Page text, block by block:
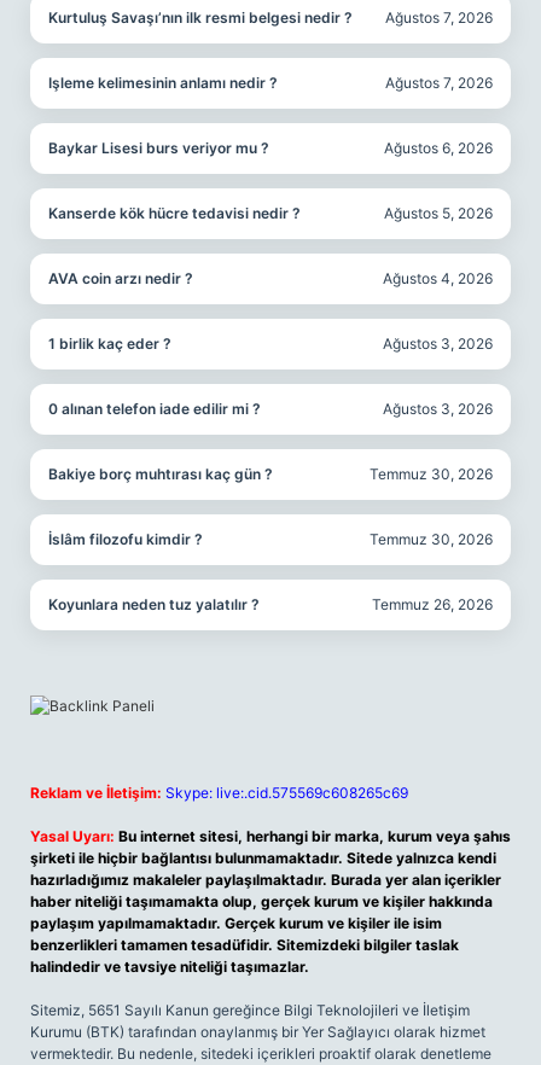
Kurtuluş Savaşı’nın ilk resmi belgesi nedir ? Ağustos 7, 2026
Işleme kelimesinin anlamı nedir ? Ağustos 7, 2026
Baykar Lisesi burs veriyor mu ? Ağustos 6, 2026
Kanserde kök hücre tedavisi nedir ? Ağustos 5, 2026
AVA coin arzı nedir ? Ağustos 4, 2026
1 birlik kaç eder ? Ağustos 3, 2026
0 alınan telefon iade edilir mi ? Ağustos 3, 2026
Bakiye borç muhtırası kaç gün ? Temmuz 30, 2026
İslâm filozofu kimdir ? Temmuz 30, 2026
Koyunlara neden tuz yalatılır ? Temmuz 26, 2026
Reklam ve İletişim: Skype: live:.cid.575569c608265c69
Yasal Uyarı: Bu internet sitesi, herhangi bir marka, kurum veya şahıs
şirketi ile hiçbir bağlantısı bulunmamaktadır. Sitede yalnızca kendi
hazırladığımız makaleler paylaşılmaktadır. Burada yer alan içerikler
haber niteliği taşımamakta olup, gerçek kurum ve kişiler hakkında
paylaşım yapılmamaktadır. Gerçek kurum ve kişiler ile isim
benzerlikleri tamamen tesadüfidir. Sitemizdeki bilgiler taslak
halindedir ve tavsiye niteliği taşımazlar.
Sitemiz, 5651 Sayılı Kanun gereğince Bilgi Teknolojileri ve İletişim
Kurumu (BTK) tarafından onaylanmış bir Yer Sağlayıcı olarak hizmet
vermektedir. Bu nedenle, sitedeki içerikleri proaktif olarak denetleme